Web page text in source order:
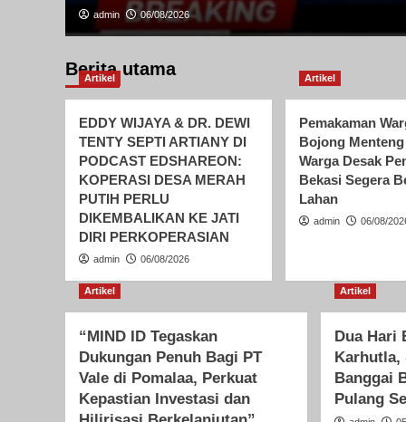
admin 06/08/2026
Berita utama
Artikel
EDDY WIJAYA & DR. DEWI
TENTY SEPTI ARTIANY DI
PODCAST EDSHAREON:
KOPERASI DESA MERAH
PUTIH PERLU
DIKEMBALIKAN KE JATI
DIRI PERKOPERASIAN
admin 06/08/2026
Artikel
Pemakaman
Bojong
Warga Desak
Bekasi Segera
Lahan
admin 06/08/
Artikel
“MIND ID Tegaskan
Dukungan Penuh Bagi PT
Vale di Pomalaa, Perkuat
Kepastian Investasi dan
Artikel
Dua Hari
Karhutla,
Banggai
Pulang